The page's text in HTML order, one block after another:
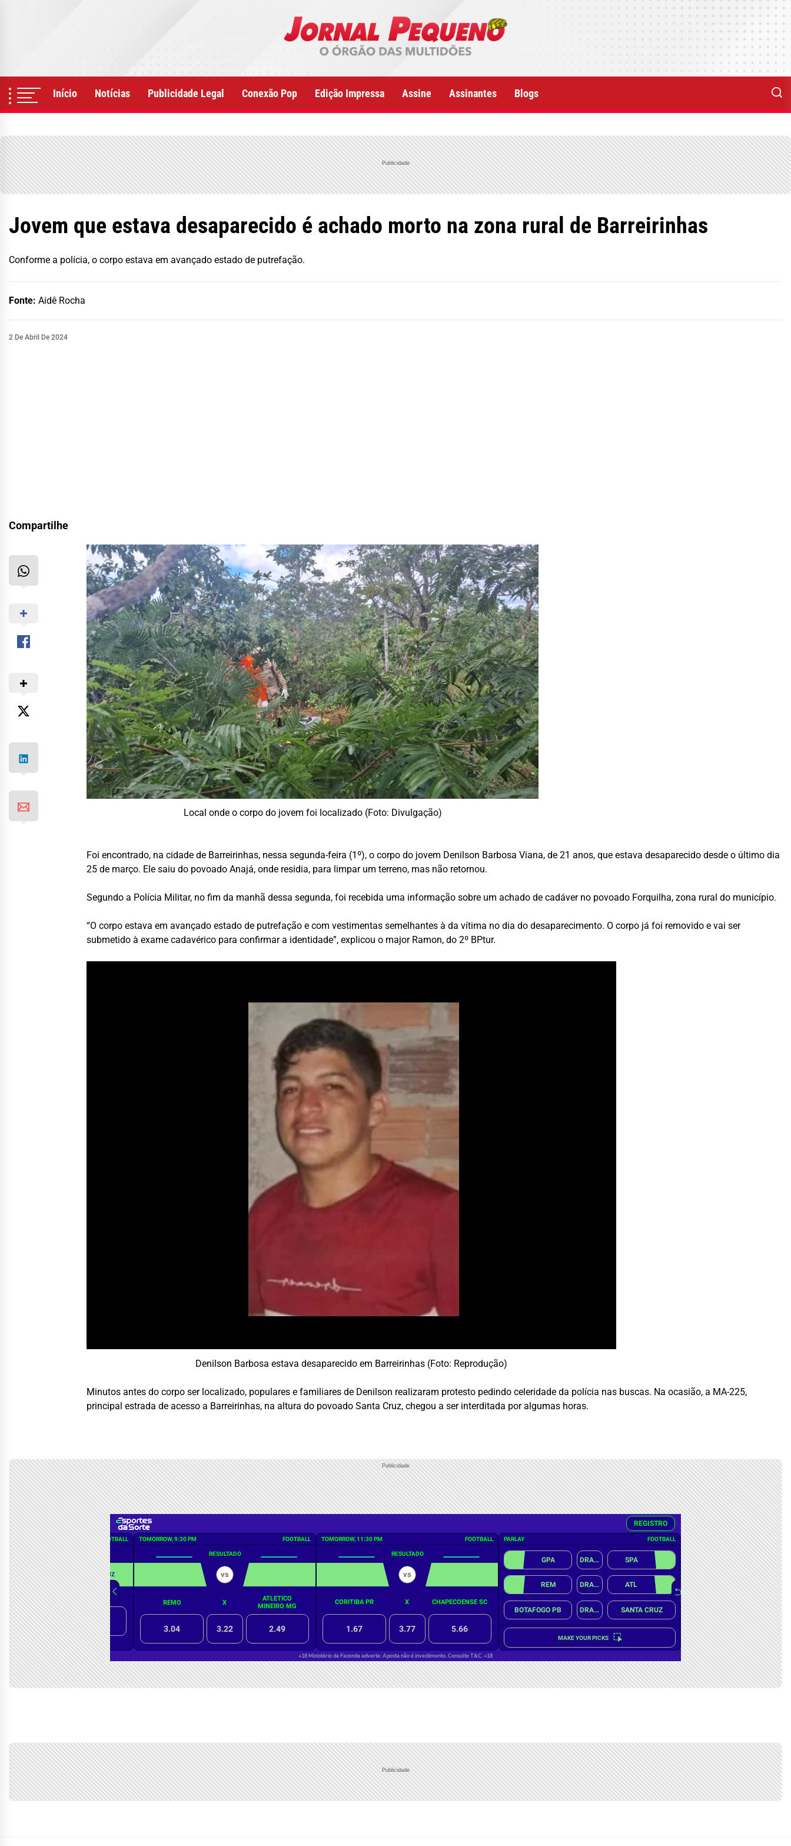
Início Notícias Publicidade Legal Conexão Pop Edição Impressa Assine Assinantes Blogs
Publicidade
Jovem que estava desaparecido é achado morto na zona rural de Barreirinhas
Conforme a polícia, o corpo estava em avançado estado de putrefação.
Fonte: Aidê Rocha
2 De Abril De 2024
Compartilhe
Local onde o corpo do jovem foi localizado (Foto: Divulgação)
Foi encontrado, na cidade de Barreirinhas, nessa segunda-feira (1º), o corpo do jovem Denilson Barbosa Viana, de 21 anos, que estava desaparecido desde o último dia
25 de março. Ele saiu do povoado Anajá, onde residia, para limpar um terreno, mas não retornou.
Segundo a Polícia Militar, no fim da manhã dessa segunda, foi recebida uma informação sobre um achado de cadáver no povoado Forquilha, zona rural do município.
“O corpo estava em avançado estado de putrefação e com vestimentas semelhantes à da vítima no dia do desaparecimento. O corpo já foi removido e vai ser
submetido à exame cadavérico para confirmar a identidade”, explicou o major Ramon, do 2º BPtur.
Denilson Barbosa estava desaparecido em Barreirinhas (Foto: Reprodução)
Minutos antes do corpo ser localizado, populares e familiares de Denilson realizaram protesto pedindo celeridade da polícia nas buscas. Na ocasião, a MA-225,
principal estrada de acesso a Barreirinhas, na altura do povoado Santa Cruz, chegou a ser interditada por algumas horas.
Publicidade
Publicidade